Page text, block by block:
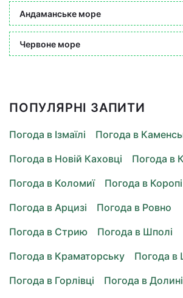
Андаманське море
Червоне море
ПОПУЛЯРНІ ЗАПИТИ
Погода в Ізмаїлі
Погода в
Погода в Новій Каховці
Погода в
Погода в Коломиї
Погода в Коропі
Погода в Арцизі
Погода в Ровно
Погода в Стрию
Погода в Шполі
Погода в Краматорську
Погода в
Погода в Горлівці
Погода в Долині